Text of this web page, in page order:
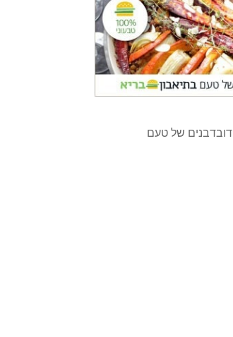
‏דובדבנים של טעם‏